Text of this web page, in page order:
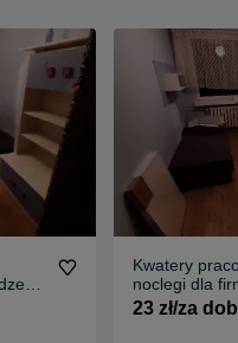
Kwatery
noclegi dla
Teofilów
23 zł/za